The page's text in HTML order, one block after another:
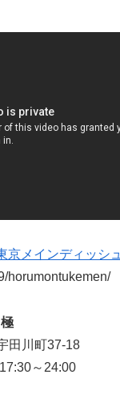
京メインディッシュ
horumontukemen/
田川町37-18
～24:00